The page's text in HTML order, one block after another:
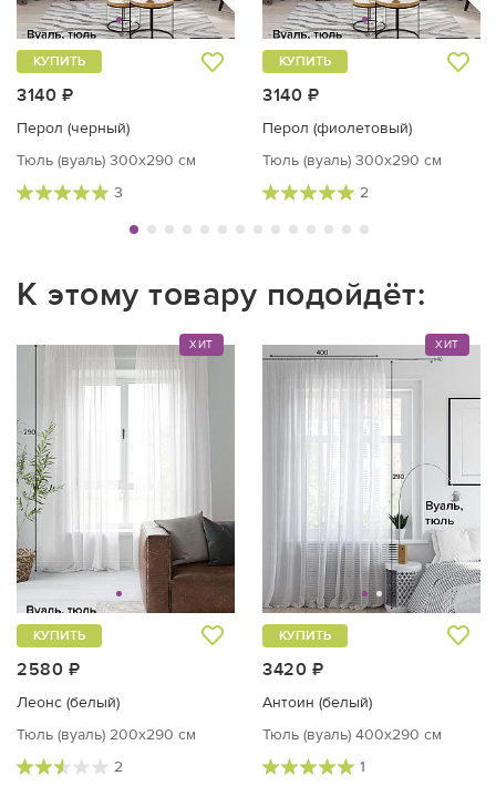
3140 ₽
КУПИТЬ
Перол (черный)
Тюль (вуаль) 300х290 см
3
3140 ₽
КУПИТЬ
Перол (фиолетовый)
Тюль (вуаль) 300х290 см
2
К этому товару подойдёт:
ХИТ
2580 ₽
КУПИТЬ
Леонс (белый)
Тюль (вуаль) 200х290 см
2
ХИТ
3420 ₽
КУПИТЬ
Антоин (белый)
Тюль (вуаль) 400х290 см
1